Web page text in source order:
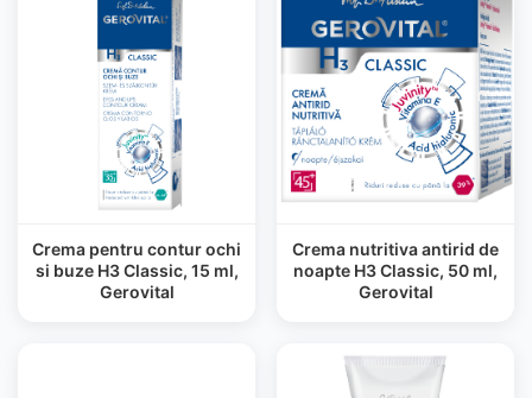
Crema pentru contur ochi
si buze H3 Classic, 15 ml,
Gerovital
Crema nutritiva antirid de
noapte H3 Classic, 50 ml,
Gerovital